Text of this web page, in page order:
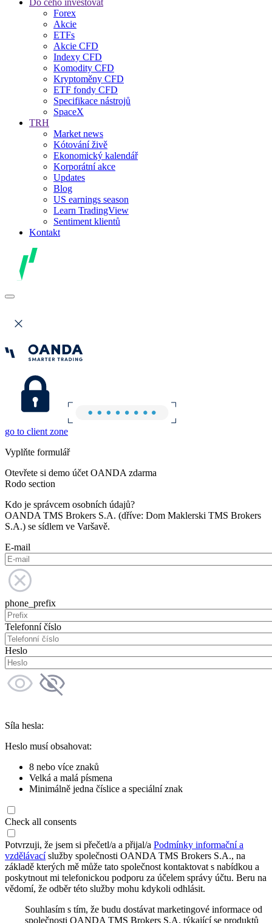
Forex
Akcie
ETFs
Akcie CFD
Indexy CFD
Komodity CFD
Kryptoměny CFD
ETF fondy CFD
Specifikace nástrojů
SpaceX
TRH
Market news
Kótování živě
Ekonomický kalendář
Korporátní akce
Updates
Blog
US earnings season
Learn TradingView
Sentiment klientů
Kontakt
go to client zone
Vyplňte formulář
Otevřete si demo účet OANDA zdarma
Rodo section
Kdo je správcem osobních údajů?
OANDA TMS Brokers S.A. (dříve: Dom Maklerski TMS Brokers
S.A.) se sídlem ve Varšavě.
E-mail
phone_prefix
Telefonní číslo
Heslo
Síla hesla:
Heslo musí obsahovat:
8 nebo více znaků
Velká a malá písmena
Minimálně jedna číslice a speciální znak
Check all consents
Potvrzuji, že jsem si přečetl/a a přijal/a Podmínky informační a
vzdělávacíslužby společnosti OANDA TMS Brokers S.A., na
základě kterých mě může tato společnost kontaktovat s nabídkou a
poskytnout mi telefonickou podporu za účelem správy účtu. Beru na
vědomí, že odběr této služby mohu kdykoli odhlásit.
Souhlasím s tím, že budu dostávat marketingové informace od
společnosti OANDA TMS Brokers S.A. týkající se produktů